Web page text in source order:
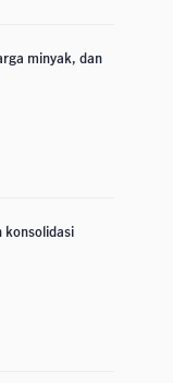
minyak, dan
konsolidasi